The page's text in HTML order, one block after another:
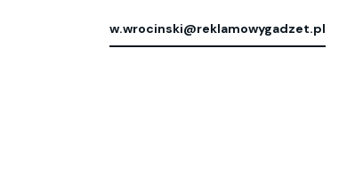
w.wrocinski@reklamowygadzet.pl